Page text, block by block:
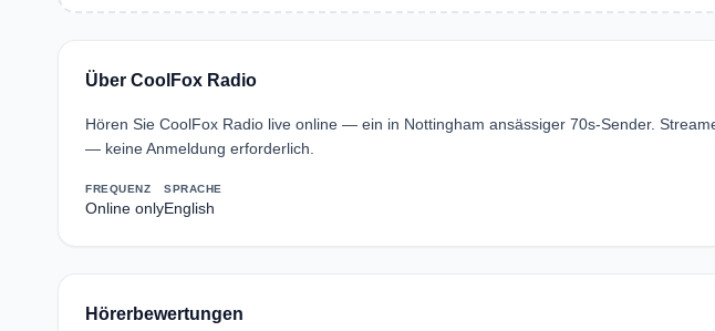
Über CoolFox Radio
Hören Sie CoolFox Radio live online — ein in Nottingham ansässiger 70s-Sender.
— keine Anmeldung erforderlich.
FREQUENZ
Online only
SPRACHE
English
Hörerbewertungen